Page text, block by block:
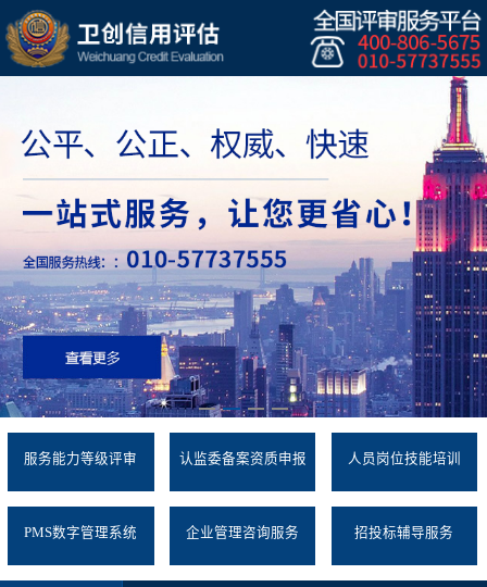
服务能力等级评审 认监委备案资质申报 人员岗位技能培训
PMS数字管理系统 企业管理咨询服务 招投标辅导服务